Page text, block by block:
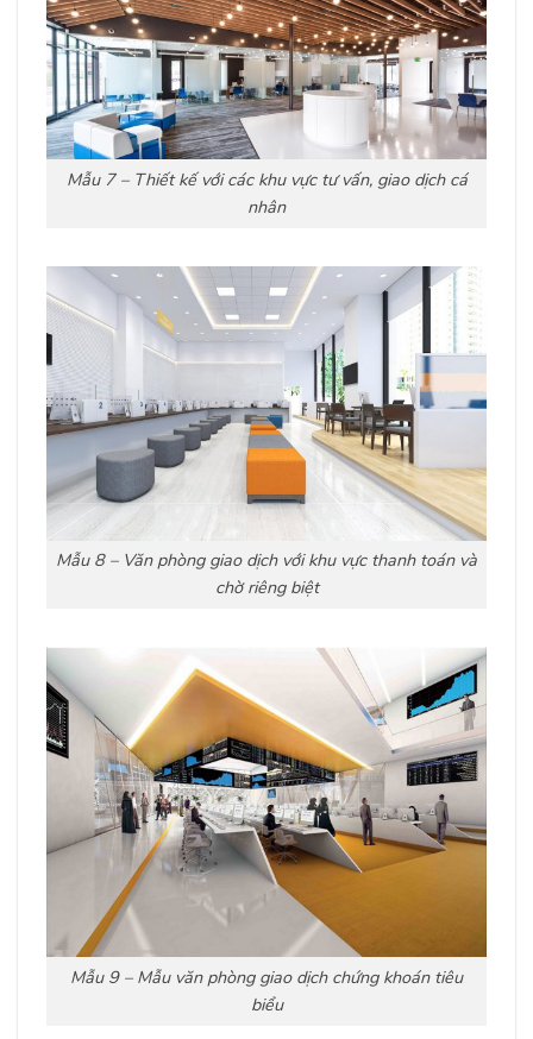
Mẫu 7 – Thiết kế với các khu vực tư vấn, giao dịch cá
nhân
Mẫu 8 – Văn phòng giao dịch với khu vực thanh toán và
chờ riêng biệt
Mẫu 9 – Mẫu văn phòng giao dịch chứng khoán tiêu
biểu